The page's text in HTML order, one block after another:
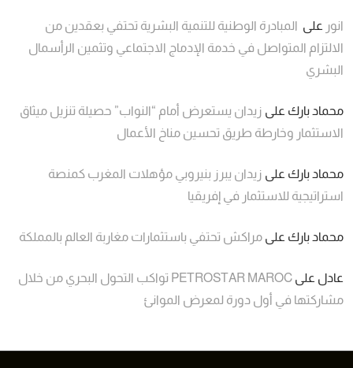
انور على المبادرة الوطنية للتنمية البشرية تحتفي بعقدين من
الالتزام المتواصل في خدمة الإدماج الاجتماعي وتثمين الرأسمال
البشري
محماد بارك على زيدان يستعرض أمام “النواب” حصيلة تنزيل ميثاق
الاستثمار وخارطة طريق تحسين مناخ الأعمال
محماد بارك على زيدان يبرز بنيروبي مؤهلات المغرب كمنصة
استراتيجية للاستثمار في إفريقيا
محماد بارك على مراكش تحتفي باستثمارات مغاربة العالم بالمملكة
عادل على
PETROSTAR MAROC تواكب التحول البحري من خلال
مشاركتها في أول دورة لمعرض الموانئ